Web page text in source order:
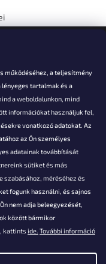
működéséhez, a teljesítmény
tartalmak és a
a weboldalunkon, mind
információkat használjuk fel,
vonatkozó adatokat. Az
az Ön személyes
adatainak továbbítását
sütiket és más
szabásához, méréséhez és
fogunk használni, és sajnos
nem adja beleegyezését,
között bármikor
kattints ide. További információ